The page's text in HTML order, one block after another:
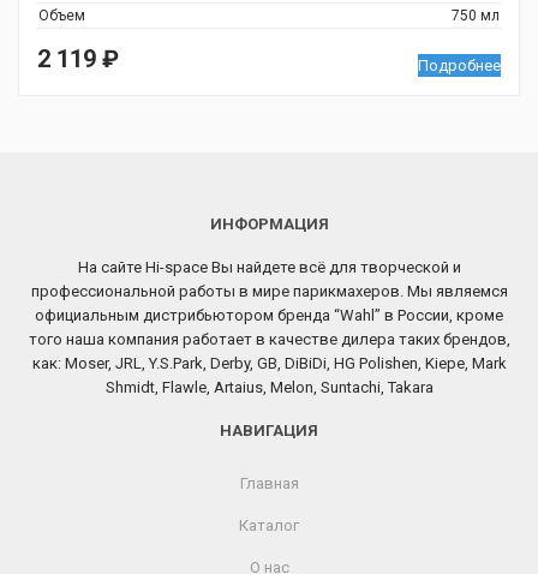
Объем
750 мл
2 119 ₽ Подробнее
ИНФОРМАЦИЯ
На сайте Hi-space Вы найдете всё для творческой и
профессиональной работы в мире парикмахеров. Мы являемся
официальным дистрибьютором бренда “Wahl” в России, кроме
того наша компания работает в качестве дилера таких брендов,
как: Moser, JRL, Y.S.Park, Derby, GB, DiBiDi, HG Polishen, Kiepe, Mark
Shmidt, Flawle, Artaius, Melon, Suntachi, Takara
НАВИГАЦИЯ
Главная
Каталог
О нас